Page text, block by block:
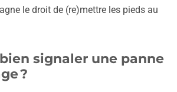
le droit de (re)mettre les pieds au
signaler une panne
?